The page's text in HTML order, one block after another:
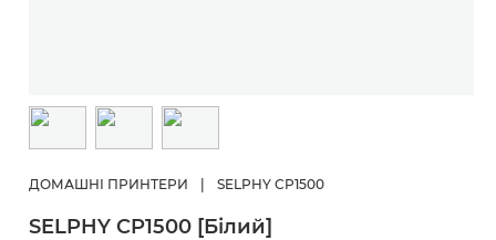
ДОМАШНІ ПРИНТЕРИ | SELPHY CP1500
SELPHY CP1500 [Білий]